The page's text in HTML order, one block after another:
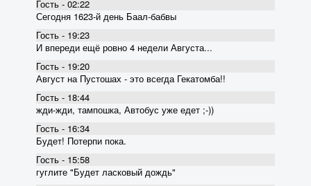
Гость - 02:22
Сегодня 1623-й день Баал-бабвы
Гость - 19:23
И впереди ещё ровно 4 недели Августа...
Гость - 19:20
Август на Пустошах - это всегда Гекатомба!!
Гость - 18:44
жди-жди, тампошка, Автобус уже едет ;-))
Гость - 16:34
Будет! Потерпи пока.
Гость - 15:58
гуглите "Будет ласковый дождь"